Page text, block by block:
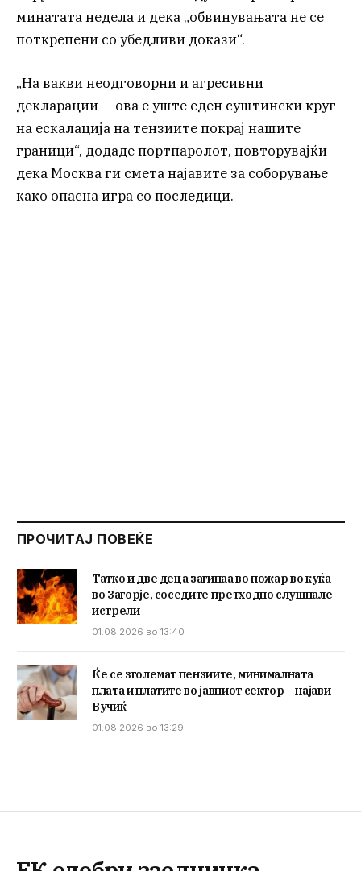
минатата недела и дека „обвинувањата не се
поткрепени со убедливи докази“.
„На вакви неодговорни и агресивни
декларации — ова е уште еден суштински круг
на ескалација на тензиите покрај нашите
граници“, додаде портпаролот, повторувајќи
дека Москва ги смета најавите за соборување
како опасна игра со последици.
ПРОЧИТАЈ ПОВЕЌЕ
Татко и две деца загинаа во пожар во куќа
во Загорје, соседите претходно слушнале
истрели
01.08.2026 во 13:40
Ќе се зголемат пензиите, минималната
плата и платите во јавниот сектор – најави
Вучиќ
01.08.2026 во 13:29